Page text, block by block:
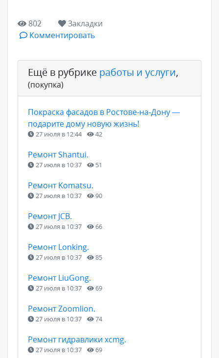
802
Закладки
Комментировать
Ещё в рубрике работы и услуги,
(покупка)
Покраска фасадов в Ростове-на-Дону —
подарите дому новую жизнь!
27 июля в 12:44 42
Ремонт Shantui.
27 июля в 10:37 51
Ремонт Komatsu.
27 июля в 10:37 90
Ремонт JCB.
27 июля в 10:37 66
Ремонт Lonking.
27 июля в 10:37 85
Ремонт LiuGong.
27 июля в 10:37 69
Ремонт Zoomlion.
27 июля в 10:37 74
Ремонт гидравлики xcmg.
27 июля в 10:37 69